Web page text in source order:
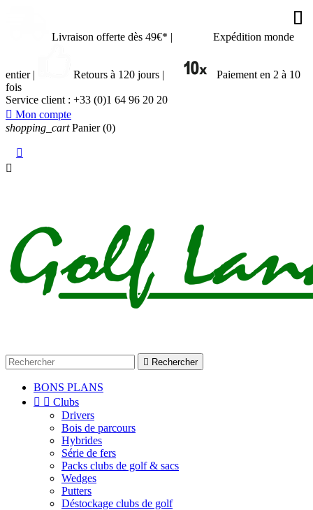
Livraison offerte dès 49€* | Expédition monde
entier | Retours à 120 jours |
Paiement en 2 à 10
fois
Service client : +33 (0)1 64 96 20 20
 Mon compte
shopping_cart Panier (0)


 Rechercher
BONS PLANS
  Clubs
Drivers
Bois de parcours
Hybrides
Série de fers
Packs clubs de golf & sacs
Wedges
Putters
Déstockage clubs de golf









